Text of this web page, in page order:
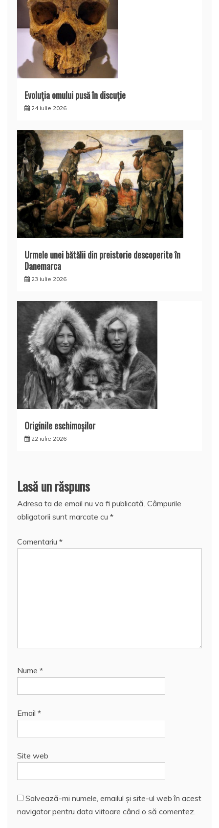
Evoluţia omului pusă în discuţie
24 iulie 2026
Urmele unei bătălii din preistorie descoperite în
Danemarca
23 iulie 2026
Originile eschimoşilor
22 iulie 2026
Lasă un răspuns
Adresa ta de email nu va fi publicată. Câmpurile
obligatorii sunt marcate cu *
Comentariu *
Nume *
Email *
Site web
Salvează-mi numele, emailul și site-ul web în acest
navigator pentru data viitoare când o să comentez.